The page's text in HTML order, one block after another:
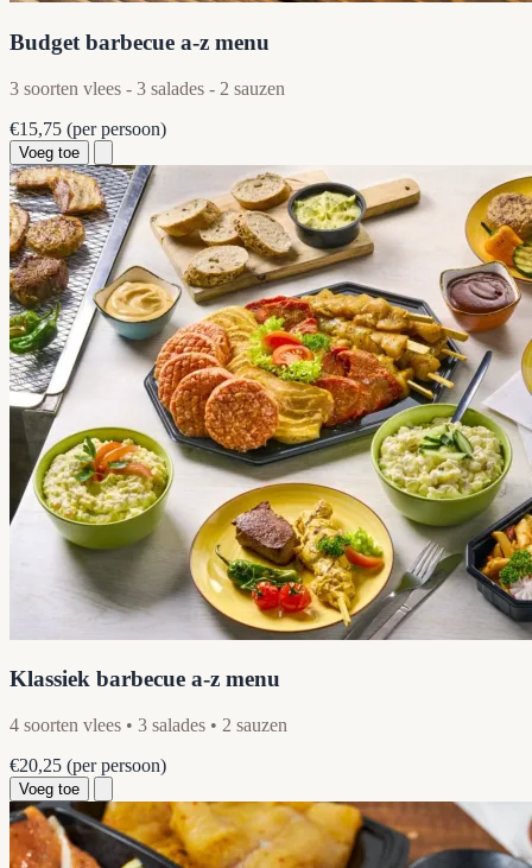
Budget barbecue a-z menu
3 soorten vlees - 3 salades - 2 sauzen
€15,75 (per persoon)
Voeg toe
Klassiek barbecue a-z menu
4 soorten vlees • 3 salades • 2 sauzen
€20,25 (per persoon)
Voeg toe